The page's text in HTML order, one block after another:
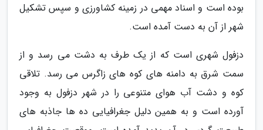
بوده است و اسناد مهمی در زمینه کشاورزی و سپس تشکیل
شهر از آن به دست آمده است.
دزفول شهری است که از یک طرف به دشت می رسد و از
سمت شرق به دامنه های کوه های زاگرس می رسد. تلاقی
کوه و دشت آب هوای متنوعی را در شهر دزفول به وجود
آورده است و به همین دلیل جغرافیایی ده ها جاذبه های